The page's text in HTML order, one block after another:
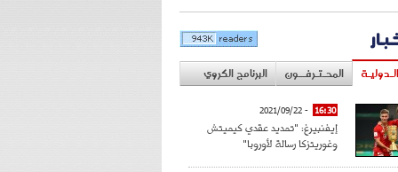
المحـتـرفــون البرنامج الكروي
16:30
- 2021/09/22
إيفنبيرغ: "تمديد عقدي كيميتش
وغوريتزكا رسالة لأوروبا"